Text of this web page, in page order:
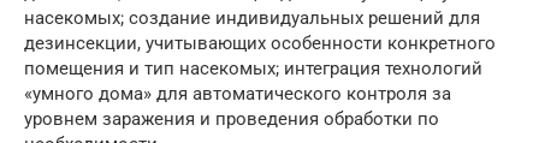
насекомых; создание индивидуальных решений для
дезинсекции, учитывающих особенности конкретного
помещения и тип насекомых; интеграция технологий
«умного дома» для автоматического контроля за
уровнем заражения и проведения обработки по